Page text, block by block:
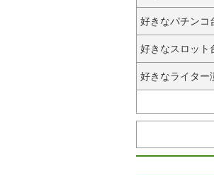
好きなパチンコ
好きなスロット
好きなライター